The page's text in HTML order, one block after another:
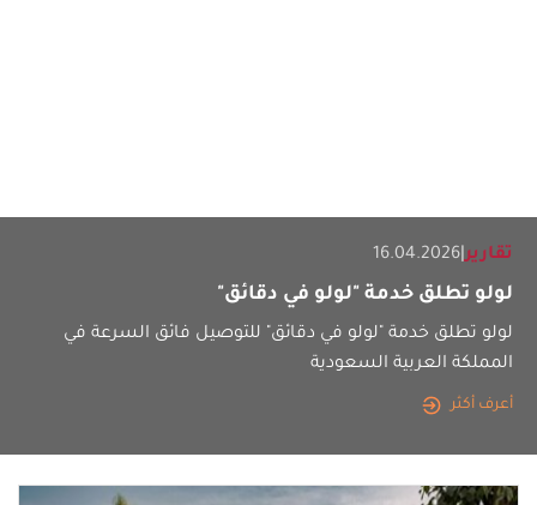
تقارير|
16.04.2026
لولو تطلق خدمة "لولو في دقائق"
لولو تطلق خدمة "لولو في دقائق" للتوصيل فائق السرعة في
المملكة العربية السعودية
أعرف أكثر